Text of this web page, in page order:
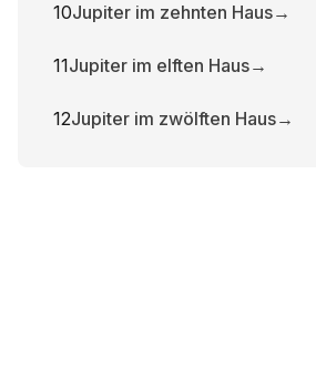
10Jupiter im zehnten Haus→
11Jupiter im elften Haus→
12Jupiter im zwölften Haus→